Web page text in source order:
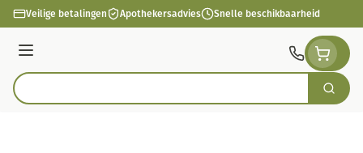
Ga naar de inhoud
Veilige betalingen Apothekersadvies Snelle beschikbaarheid
Menu
Product, merk, categorie... Zoek